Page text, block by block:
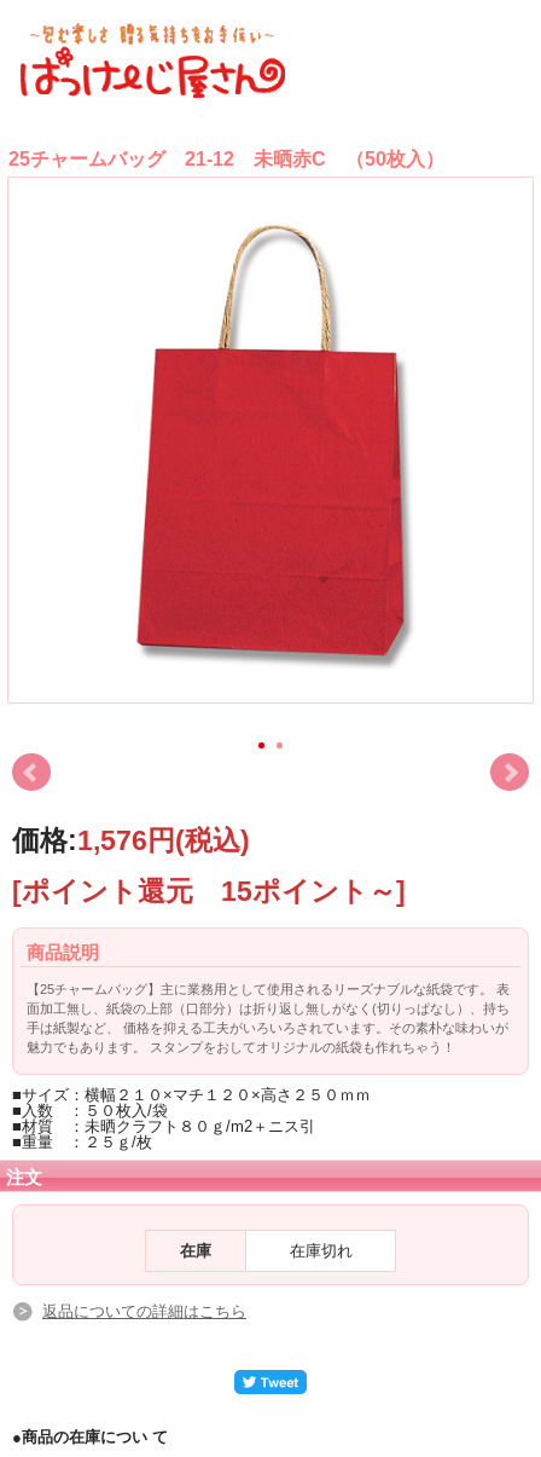
25チャームバッグ 21-12 未晒赤C （50枚入）
価格:1,576円(税込)
[ポイント還元 15ポイント～]
商品説明
【25チャームバッグ】主に業務用として使用されるリーズナブルな紙袋です。 表
面加工無し、紙袋の上部（口部分）は折り返し無しがなく(切りっぱなし）、持ち
手は紙製など、 価格を抑える工夫がいろいろされています。その素朴な味わいが
魅力でもあります。 スタンプをおしてオリジナルの紙袋も作れちゃう！
■サイズ：横幅２１０×マチ１２０×高さ２５０ｍｍ
■入数 ：５０枚入/袋
■材質 ：未晒クラフト８０ｇ/m2＋ニス引
■重量 ：２５ｇ/枚
注文
在庫 在庫切れ
返品についての詳細はこちら
●商品の在庫につい て